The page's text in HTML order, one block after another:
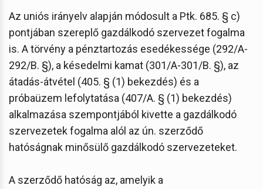
Az uniós irányelv alapján módosult a Ptk. 685. § c)
pontjában szereplő gazdálkodó szervezet fogalma
is. A törvény a pénztartozás esedékessége (292/A-
292/B. §), a késedelmi kamat (301/A-301/B. §), az
átadás-átvétel (405. § (1) bekezdés) és a
próbaüzem lefolytatása (407/A. § (1) bekezdés)
alkalmazása szempontjából kivette a gazdálkodó
szervezetek fogalma alól az ún. szerződő
hatóságnak minősülő gazdálkodó szervezeteket.
A szerződő hatóság az, amelyik a